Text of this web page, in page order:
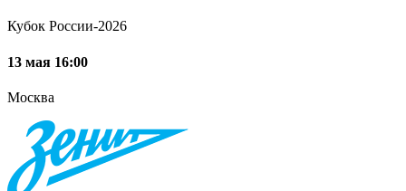
Кубок России-2026
13 мая 16:00
Москва